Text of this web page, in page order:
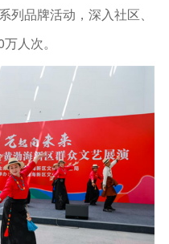
列品牌活动，深入社区、
人次。